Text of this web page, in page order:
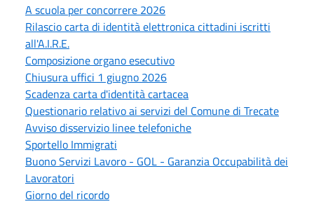
A scuola per concorrere 2026
Rilascio carta di identità elettronica cittadini iscritti
all'A.I.R.E.
Composizione organo esecutivo
Chiusura uffici 1 giugno 2026
Scadenza carta d'identità cartacea
Questionario relativo ai servizi del Comune di Trecate
Avviso disservizio linee telefoniche
Sportello Immigrati
Buono Servizi Lavoro - GOL - Garanzia Occupabilità dei
Lavoratori
Giorno del ricordo